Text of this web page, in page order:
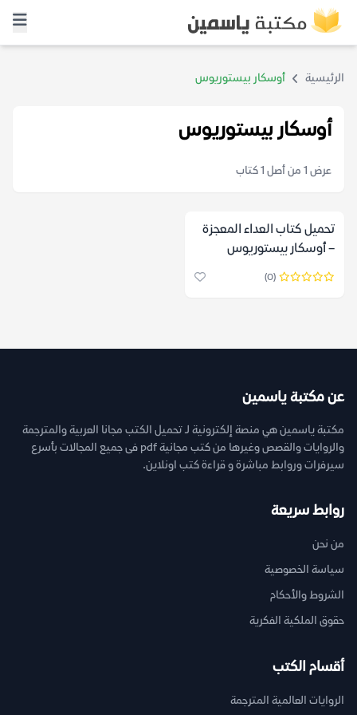
الرئيسية أوسكار بيستوريوس
أوسكار بيستوريوس
عرض 1 من أصل 1 كتاب
تحميل كتاب العداء المعجزة
– أوسكار بيستوريوس
(0)
عن مكتبة ياسمين
مكتبة ياسمين هي منصة إلكترونية لـ تحميل الكتب مجانا العربية والمترجمة
والروايات والقصص وغيرها من كتب مجانية pdf فى جميع المجالات بأسرع
سيرفرات وروابط مباشرة و قراءة كتب اونلاين.
روابط سريعة
من نحن
سياسة الخصوصية
الشروط والأحكام
حقوق الملكية الفكرية
أقسام الكتب
الروايات العالمية المترجمة